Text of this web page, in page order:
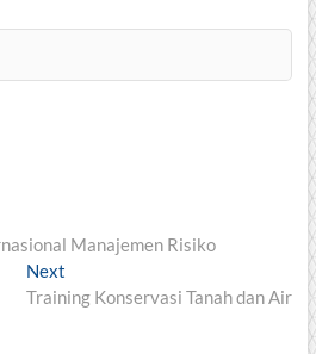
Manajemen Risiko
Next
post:
Training Konservasi Tanah dan Air